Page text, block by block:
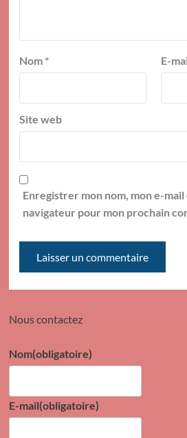
Nom * E-
Site web
Enregistrer mon nom, mon e-mail
navigateur pour mon prochain
Nous contactez
Nom(obligatoire)
E-mail(obligatoire)